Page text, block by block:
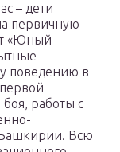
– дети
первичную
«Юный
поведению в
работы с
Башкирии. Всю